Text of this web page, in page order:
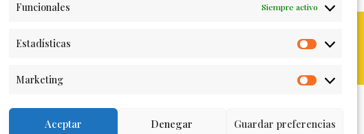
Funcionales Siempre activo
Estadísticas
Marketing
Marketing
Aceptar Denegar Guardar preferencias